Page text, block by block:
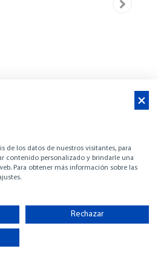
FLYER 9
de los datos de nuestros visitantes, para
contenido personalizado y brindarle una
Para obtener más información sobre las
Rechazar